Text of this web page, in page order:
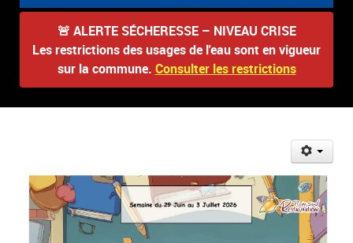
🚨 ALERTE SÉCHERESSE – NIVEAU CRISE
Les restrictions des usages de l'eau sont en vigueur
sur la commune. Consulter les restrictions